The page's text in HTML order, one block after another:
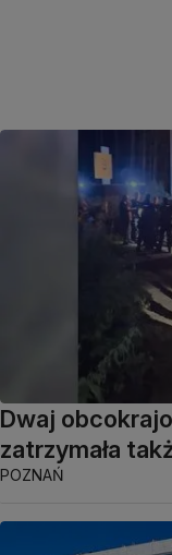
Dwaj
zatrzymała
POZNAŃ